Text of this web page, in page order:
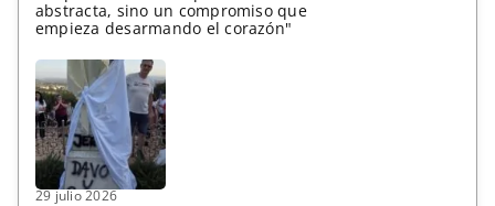
abstracta, sino un compromiso que
empieza desarmando el corazón"
29 julio 2026